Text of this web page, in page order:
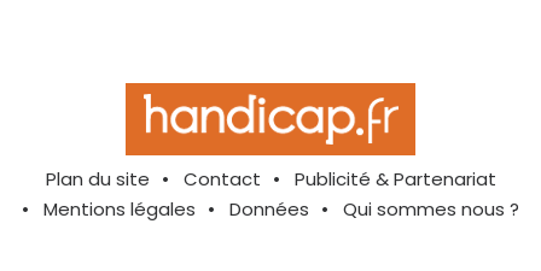
Plan du site Contact
Publicité & Partenariat
Mentions légales
Données Qui sommes nous ?